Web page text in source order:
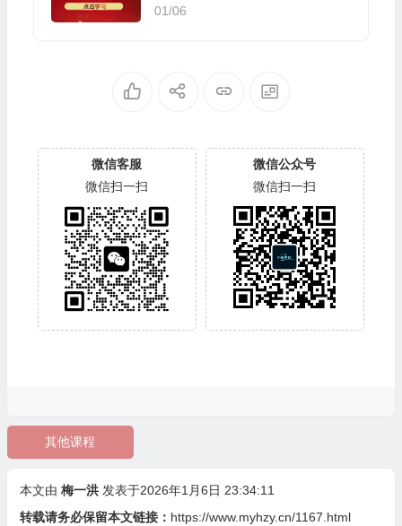
价值666元
01/06
微信客服
微信扫一扫
微信公众号
微信扫一扫
其他课程
本文由 梅一洪 发表于2026年1月6日 23:34:11
转载请务必保留本文链接： https://www.myhzy.cn/1167.html